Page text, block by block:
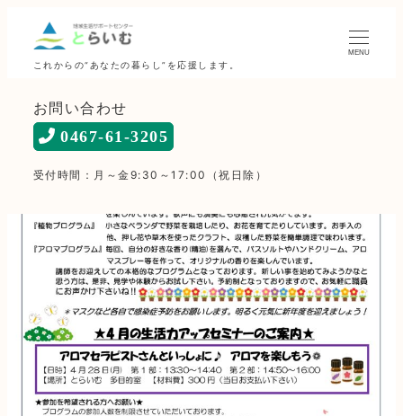
これからの“あなたの暮らし”を応援します。
MENU
お問い合わせ
0467-61-3205
受付時間：月～金9:30～17:00（祝日除）